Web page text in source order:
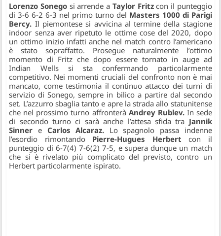
Lorenzo Sonego si arrende a Taylor Fritzcon il punteggio
di 3-6 6-2 6-3 nel primo turno del Masters 1000 di Parigi
Bercy. Il piemontese si avvicina al termine della stagione
indoor senza aver ripetuto le ottime cose del 2020, dopo
un ottimo inizio infatti anche nel match contro l’americano
è stato sopraffatto. Prosegue naturalmente l’ottimo
momento di Fritz che dopo essere tornato in auge ad
Indian Wells si sta confermando particolarmente
competitivo. Nei momenti cruciali del confronto non è mai
mancato, come testimonia il continuo attacco dei turni di
servizio di Sonego, sempre in bilico a partire dal secondo
set. L’azzurro sbaglia tanto e apre la strada allo statunitense
che nel prossimo turno affronterà Andrey Rublev. In sede
di secondo turno ci sarà anche l’attesa sfida tra Jannik
Sinner e Carlos Alcaraz. Lo spagnolo passa indenne
l’esordio rimontando Pierre-Hugues Herbertcon il
punteggio di 6-7(4) 7-6(2) 7-5, e supera dunque un match
che si è rivelato più complicato del previsto, contro un
Herbert particolarmente ispirato.